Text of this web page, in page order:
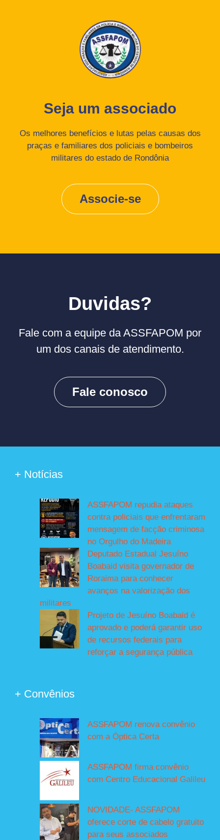
Seja um associado
Os melhores benefícios e lutas pelas causas dos
praças e familiares dos policiais e bombeiros
militares do estado de Rondônia
Associe-se
Duvidas?
Fale com a equipe da ASSFAPOM por
um dos canais de atendimento.
Fale conosco
+ Notícias
ASSFAPOM repudia ataques
contra policiais que enfrentaram
mensagem de facção criminosa
no Orgulho do Madeira
Deputado Estadual Jesuíno
Boabaid visita governador de
Roraima para conhecer
avanços na valorização dos
militares
Projeto de Jesuíno Boabaid é
aprovado e poderá garantir uso
de recursos federais para
reforçar a segurança pública
+ Convênios
ASSFAPOM renova convênio
com a Óptica Certa
ASSFAPOM firma convênio
com Centro Educacional Galileu
NOVIDADE- ASSFAPOM
oferece corte de cabelo gratuito
para seus associados